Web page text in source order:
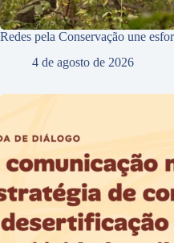
Redes pela Conservação une
4 de agosto de 2026